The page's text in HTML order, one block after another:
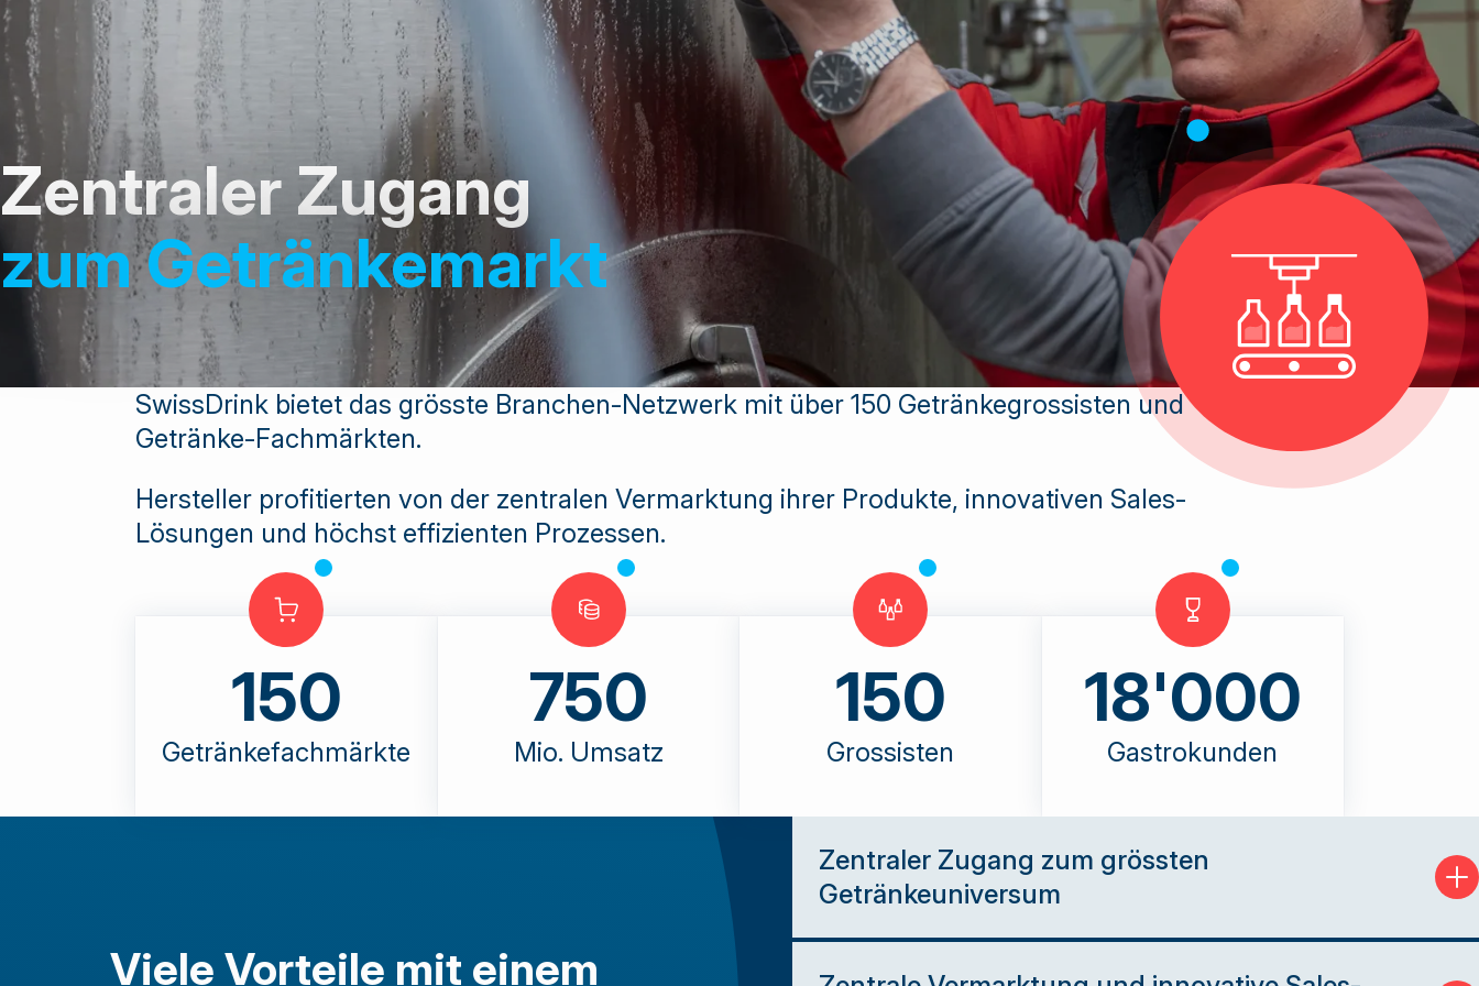
Zentraler Zugang
zum Getränkemarkt
SwissDrink bietet das grösste Branchen-Netzwerk mit über 150 Getränkegrossisten und
Getränke-Fachmärkten.
Hersteller profitierten von der zentralen Vermarktung ihrer Produkte, innovativen Sales-
Lösungen und höchst effizienten Prozessen.
150
Getränkefachmärkte
750
Mio. Umsatz
150
Grossisten
18'000
Gastrokunden
Viele Vorteile mit einem
Zentraler Zugang zum grössten
Getränkeuniversum